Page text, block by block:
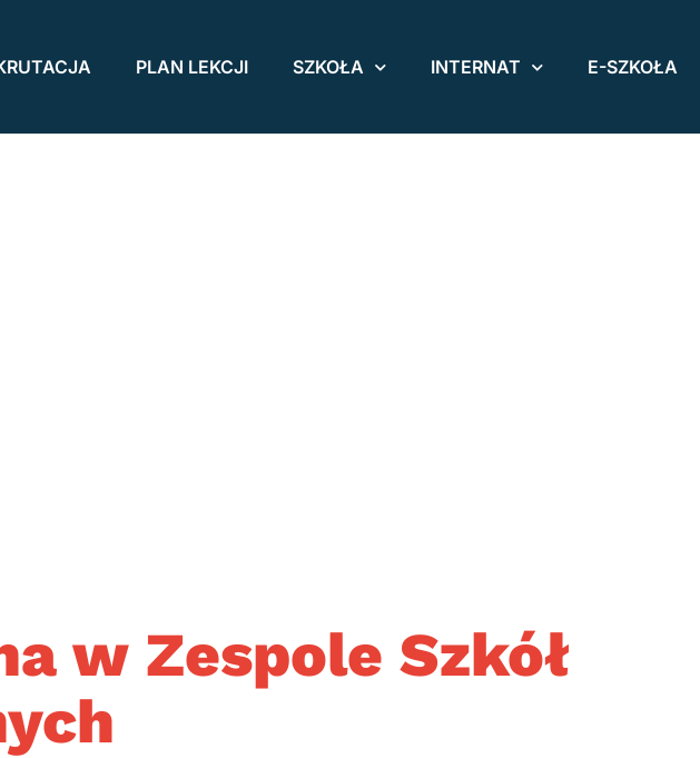
PLAN LEKCJI SZKOŁA INTERNAT E-SZKOŁA
w Zespole Szkół